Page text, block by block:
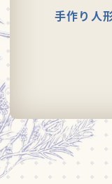
手作り人